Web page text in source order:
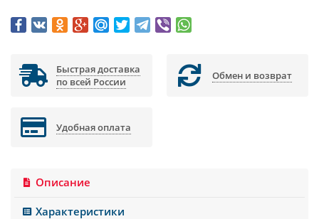
Быстрая доставка
по всей России
Обмен и возврат
Удобная оплата
Описание
Характеристики